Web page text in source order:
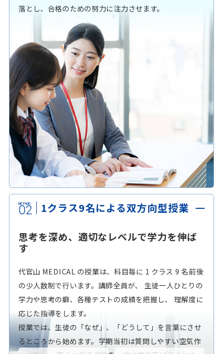
落とし、合格のための努力に注力させます。
02 1クラス9名による双方向型授業
思考を深め、適切なレベルで学力を伸ば
す
代官山 MEDICAL の授業は、科目毎に 1 クラス 9 名前後
の少人数制で行います。講師全員が、 生徒一人ひとりの
学力や思考の癖、各種テストの成績を把握し、 理解度に
応じた指導をします。
授業では、生徒の「なぜ」、「どうして」を言葉にさせ
るところから始めます。学期当初は質問しやすい空気作